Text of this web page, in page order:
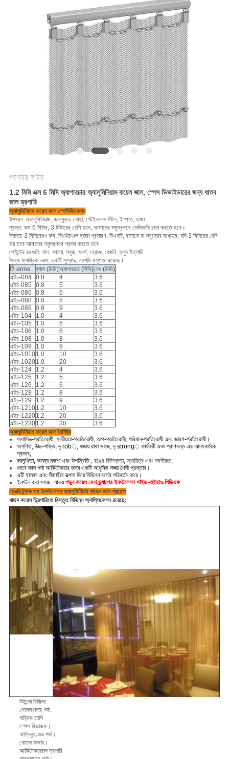
PRIVACY
POLICY
পণ্যের বর্ণনা
1.2 মিমি এক্স 6 মিমি অ্যাপারচার অ্যালুমিনিয়াম কয়েল জাল, স্পেস ডিভাইডারের জন্য ধাতব
জাল ড্রপারি
অ্যালুমিনিয়াম কয়েল জাল স্পেসিফিকেশন
উপাদান: অ্যালুমিনিয়াম, জালযুক্ত লোহা, স্টেইনলেস স্টিল, ইস্পাত, তামা
প্রস্থ: কম 6 মিটার, 3 মিটারের বেশি হলে, আমাদের সমুদ্রপথে ডেলিভারি চয়ন করতে হবে।
উচ্চতা: 3 মিটারেরও কম, ডিএইচএল দ্বারা প্রসারণ, টিএনটি, বাতাসে বা সমুদ্রের মাধ্যমে, যদি 3 মিটারের বেশি
হয় তবে আমাদের সমুদ্রপথে প্রসব করতে হবে
পেইন্টের রঙগুলি: লাল, কালো, সবুজ, স্বর্ণ, ব্রোঞ্জ, বেগুনি, হলুদ ইত্যাদি
সিল্ক ফ্যাব্রিক নরম, একটি সুস্বাদু, রেশমি মসৃণতা রয়েছে।
টি erms ব্যাস (মিমি)অ্যাপারচার (মিমি)বেধ (মিমি)
এইচ-084 0.8 4
3.6
এইচ-085
0.8 5
3.6
এইচ-086
0.8 6
3.6
এইচ-088
0.8 8
3.6
এইচ-089
0.8 9
3.6
এইচ-104
1.0 4
3.6
এইচ-105
1.0 5
3.6
এইচ-106
1.0 6
3.6
এইচ-108
1.0 8
3.6
এইচ-109
1.0 9
3.6
এইচ-10101.0 10
3.6
এইচ-10201.0 20
3.6
এইচ-124
1.2 4
3.6
এইচ-125
1.2 5
3.6
এইচ-126
1.2 6
3.6
এইচ-128
1.2 8
3.6
এইচ-129
1.2 9
3.6
এইচ-12101.2 10
3.6
এইচ-12201.2 20
3.6
এইচ-12301.2 30
3.6
অ্যালুমিনিয়াম কয়েল জাল বৈশিষ্ট্য
অ্যাসিড-প্রতিরোধী, ক্ষারীয়তা-প্রতিরোধী, তাপ-প্রতিরোধী, পরিধান-প্রতিরোধী এবং জারণ-প্রতিরোধী।
অগণিত, উচ্চ-শক্তি, দৃ rob়, বজায় রাখা সহজ, দৃ strong় কার্যকরী এবং প্রাণবন্ত এর আলংকারিক
প্রভাব,
বহুমুখিতা, অনন্য নকশা এবং উপস্থিতি, রঙের বিভিন্নতা, স্থায়িত্ব এবং নমনীয়তা,
ধাতব জাল পর্দা আর্কিটেকচার জন্য একটি আধুনিক সজ্জা শৈলী প্রস্তাব।
এটি হালকা এবং সীমাহীন কল্পনা দিয়ে বিভিন্ন বর্ণের পরিবর্তন করে।
ইনস্টল করা সহজ, আরও পড়ুন কয়েল মেশ ড্র্যাপের ইনস্টলেশন গাইড -হুইহাও.পিডিএফ
ড্রেরি ট্র্যাক সহ ইনস্টলেশন অ্যালুমিনিয়াম কয়েল জাল প্রয়োগ
ধাতব কয়েল ড্রিপারিতে বিস্তৃত বিভিন্ন অ্যাপ্লিকেশন রয়েছে:
উইন্ডো চিকিত্সা
গোসলখানার পর্দা.
বাহ্যিক তালি
স্পেস বিভাজক।
অগ্নিকুণ্ডের পর্দা।
বোতল কভার।
আর্কিটেকচারাল ড্রপারি